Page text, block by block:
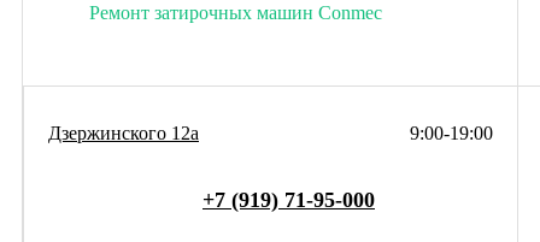
Ремонт затирочных машин Conmec
9:00-19:00
Дзержинского 12а
+7 (919) 71-95-000